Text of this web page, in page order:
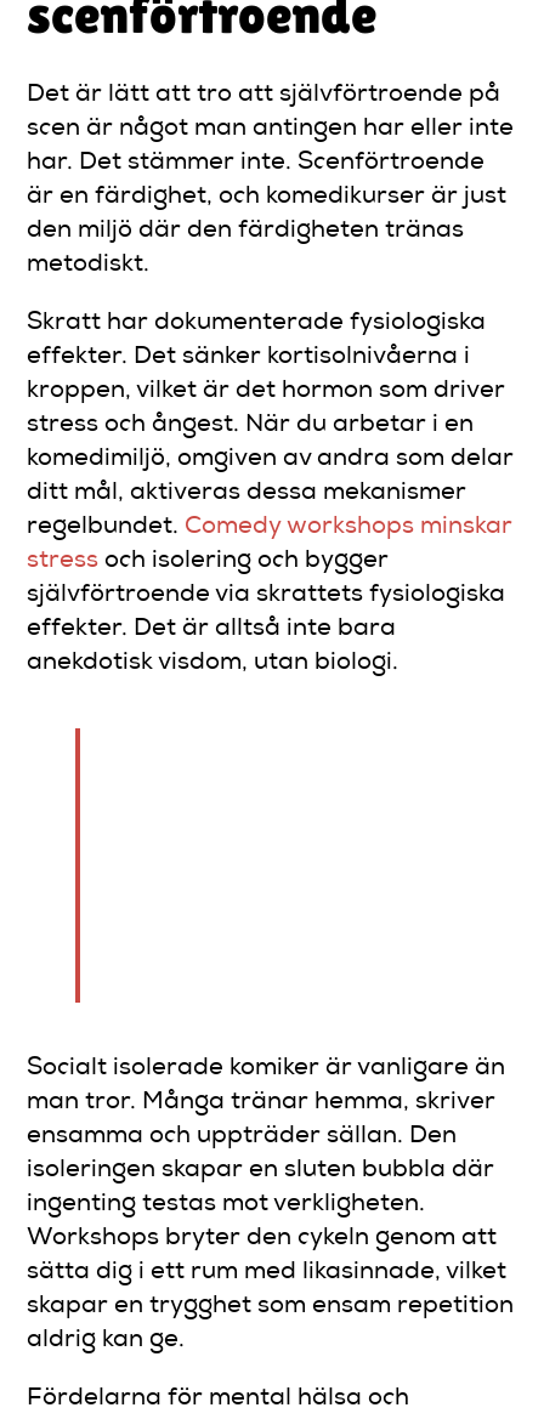
scenförtroende
Det är lätt att tro att självförtroende på
scen är något man antingen har eller inte
har. Det stämmer inte. Scenförtroende
är en färdighet, och komedikurser är just
den miljö där den färdigheten tränas
metodiskt.
Skratt har dokumenterade fysiologiska
effekter. Det sänker kortisolnivåerna i
kroppen, vilket är det hormon som driver
stress och ångest. När du arbetar i en
komedimiljö, omgiven av andra som delar
ditt mål, aktiveras dessa mekanismer
regelbundet. Comedy workshops minskar
stress och isolering och bygger
självförtroende via skrattets fysiologiska
effekter. Det är alltså inte bara
anekdotisk visdom, utan biologi.
Socialt isolerade komiker är vanligare än
man tror. Många tränar hemma, skriver
ensamma och uppträder sällan. Den
isoleringen skapar en sluten bubbla där
ingenting testas mot verkligheten.
Workshops bryter den cykeln genom att
sätta dig i ett rum med likasinnade, vilket
skapar en trygghet som ensam repetition
aldrig kan ge.
Fördelarna för mental hälsa och